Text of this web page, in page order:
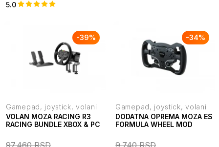
5.0
-39%
Gamepad, joystick, volani
VOLAN MOZA RACING R3
RACING BUNDLE XBOX & PC
97.460RSD
-34%
Gamepad, joystick, volani
DODATNA OPREMA MOZA ES
FORMULA WHEEL MOD
9.740RSD